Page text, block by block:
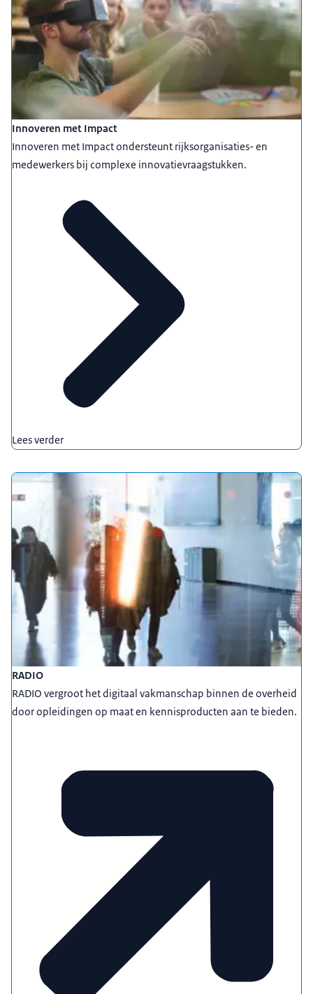
Innoveren met Impact
Innoveren met Impact ondersteunt rijksorganisaties- en
medewerkers bij complexe innovatievraagstukken.
Lees verder
RADIO
RADIO vergroot het digitaal vakmanschap binnen de overheid
door opleidingen op maat en kennisproducten aan te bieden.